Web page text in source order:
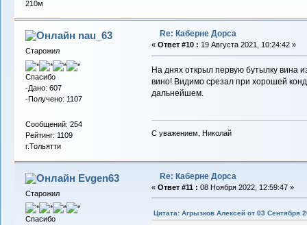
210м
nau_63
Старожил
Спасибо
-Дано: 607
-Получено: 1107
Сообщений: 254
Рейтинг: 1109
г.Тольятти
Re: Каберне Дорса
« Ответ #10 : 19 Августа 2021, 10:24:42 »
На днях открыл первую бутылку вина
вино! Видимо срезал при хорошей
дальнейшем.
С уважением, Николай
Evgen63
Старожил
Спасибо
Re: Каберне Дорса
« Ответ #11 : 08 Ноября 2022, 12:59:47 »
Цитата: Агрызков Алексей от 03 Сентября